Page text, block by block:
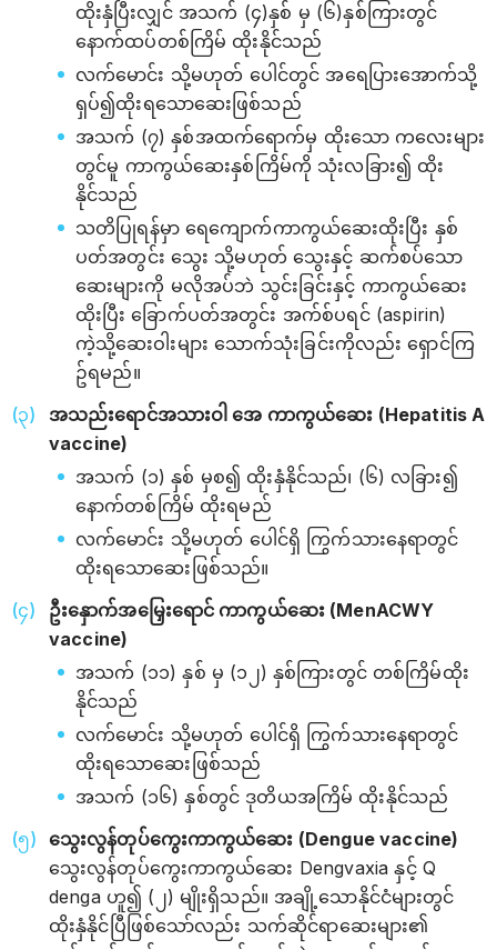
ထိုးနှံပြီးလျှင် အသက် (၄)နှစ် မှ (၆)နှစ်ကြားတွင်
နောက်ထပ်တစ်ကြိမ် ထိုးနိုင်သည်
လက်‌မောင်း သို့မဟုတ် ပေါင်တွင် အရေပြားအောက်သို့
ရှပ်၍ထိုးရသောဆေးဖြစ်သည်
အသက် (၇) နှစ်အထက်ရောက်မှ ထိုးသော ကလေးများ
တွင်မူ ကာကွယ်ဆေးနှစ်ကြိမ်ကို သုံးလခြား၍ ထိုး
နိုင်သည်
သတိပြုရန်မှာ ရေကျောက်ကာကွယ်ဆေးထိုးပြီး နှစ်
ပတ်အတွင်း သွေး သို့မဟုတ် သွေးနှင့် ဆက်စပ်သော
ဆေးများကို မလိုအပ်ဘဲ သွင်းခြင်းနှင့် ကာကွယ်ဆေး
ထိုးပြီး ခြောက်ပတ်အတွင်း အက်စ်ပရင် (aspirin)
ကဲ့သို့ဆေးဝါးများ သောက်သုံးခြင်းကိုလည်း ရှောင်ကြ
ဥ်ရမည်။
အသည်းရောင်အသားဝါ အေ ကာကွယ်ဆေး (Hepatitis A
vaccine)
အသက် (၁) နှစ် မှစ၍ ထိုးနှံနိုင်သည်၊ (၆) လခြား၍
နောက်တစ်ကြိမ် ထိုးရမည်
လက်‌မောင်း သို့မဟုတ် ပေါင်ရှိ ကြွက်သားနေရာတွင်
ထိုးရသောဆေးဖြစ်သည်။
ဦးနှောက်အမြှေးရောင် ကာကွယ်ဆေး (MenACWY
vaccine)
အသက် (၁၁) နှစ် မှ (၁၂) နှစ်ကြားတွင် တစ်ကြိမ်ထိုး
နိုင်သည်
လက်‌မောင်း သို့မဟုတ် ပေါင်ရှိ ကြွက်သားနေရာတွင်
ထိုးရသောဆေးဖြစ်သည်
အသက် (၁၆) နှစ်တွင် ဒုတိယအကြိမ် ထိုးနိုင်သည်
သွေးလွန်တုပ်ကွေးကာကွယ်ဆေး (Dengue vaccine)
သွေးလွန်တုပ်ကွေးကာကွယ်ဆေး Dengvaxia နှင့် Q
denga ဟူ၍ (၂) မျိုးရှိသည်။ အချို့သောနိုင်ငံများတွင်
ထိုးနှံနိုင်ပြီဖြစ်သော်လည်း သက်ဆိုင်ရာဆေးများ၏